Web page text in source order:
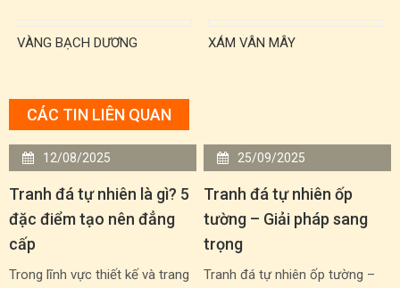
VÀNG BẠCH DƯƠNG XÁM VÂN MÂY
CÁC TIN LIÊN QUAN
12/08/2025
Tranh đá tự nhiên là gì? 5
đặc điểm tạo nên đẳng
cấp
Trong lĩnh vực thiết kế và trang
25/09/2025
Tranh đá tự nhiên ốp
tường – Giải pháp sang
trọng
Tranh đá tự nhiên ốp tường –